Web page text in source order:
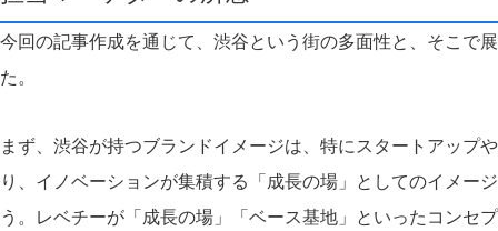
今回の記事作成を通じて、渋谷という街の多面性と、そこで
た。
まず、渋谷が持つブランドイメージは、特にスタートアッ
り、イノベーションが集積する「成長の場」としてのイメ
う。レベチーが「成長の場」「ベース基地」といったコン